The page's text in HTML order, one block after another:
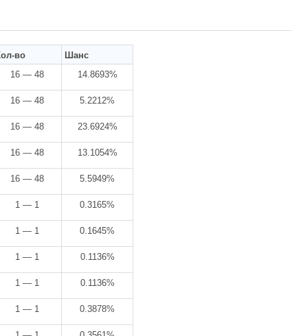
во
Шанс
16 — 48 14.8693%
16 — 48 5.2212%
16 — 48 23.6924%
16 — 48 13.1054%
16 — 48 5.5949%
1 — 1 0.3165%
1 — 1 0.1645%
1 — 1 0.1136%
1 — 1 0.1136%
1 — 1 0.3878%